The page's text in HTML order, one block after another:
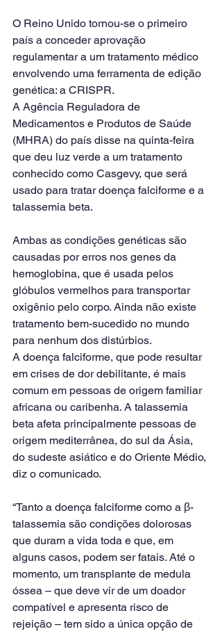
O Reino Unido tornou-se o primeiro
país a conceder aprovação
regulamentar a um tratamento médico
envolvendo uma ferramenta de edição
genética: a CRISPR.
A Agência Reguladora de
Medicamentos e Produtos de Saúde
(MHRA) do país disse na quinta-feira
que deu luz verde a um tratamento
conhecido como Casgevy, que será
usado para tratar doença falciforme e a
talassemia beta.
Ambas as condições genéticas são
causadas por erros nos genes da
hemoglobina, que é usada pelos
glóbulos vermelhos para transportar
oxigênio pelo corpo. Ainda não existe
tratamento bem-sucedido no mundo
para nenhum dos distúrbios.
A doença falciforme, que pode resultar
em crises de dor debilitante, é mais
comum em pessoas de origem familiar
africana ou caribenha. A talassemia
beta afeta principalmente pessoas de
origem mediterrânea, do sul da Ásia,
do sudeste asiático e do Oriente Médio,
diz o comunicado.
“Tanto a doença falciforme como a β-
talassemia são condições dolorosas
que duram a vida toda e que, em
alguns casos, podem ser fatais. Até o
momento, um transplante de medula
óssea – que deve vir de um doador
compatível e apresenta risco de
rejeição – tem sido a única opção de